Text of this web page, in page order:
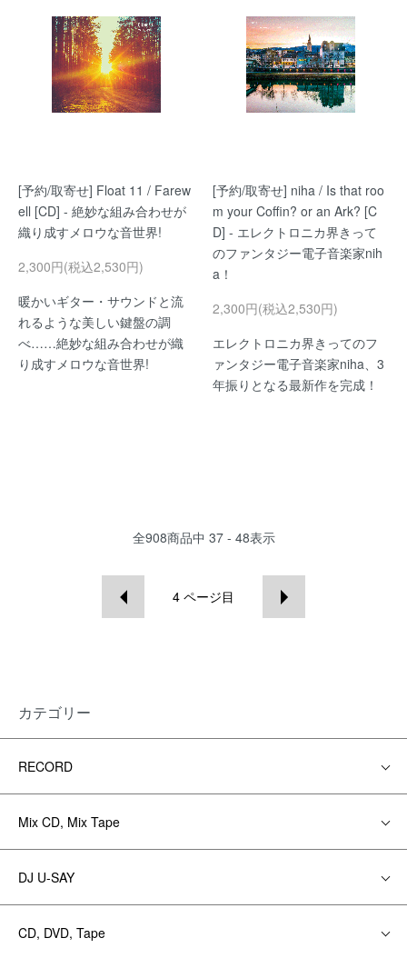
[予約/取寄せ] Float 11 / Farew
ell [CD] - 絶妙な組み合わせが
織り成すメロウな音世界!
2,300円(税込2,530円)
暖かいギター・サウンドと流
れるような美しい鍵盤の調
べ……絶妙な組み合わせが織
り成すメロウな音世界!
[予約/取寄せ] niha / Is that roo
m your Coffin? or an Ark? [C
D] - エレクトロニカ界きって
のファンタジー電子音楽家nih
a！
2,300円(税込2,530円)
エレクトロニカ界きってのフ
ァンタジー電子音楽家niha、3
年振りとなる最新作を完成！
全908商品中 37 - 48表示
4 ページ目
カテゴリー
RECORD
Mix CD, Mix Tape
DJ U-SAY
CD, DVD, Tape